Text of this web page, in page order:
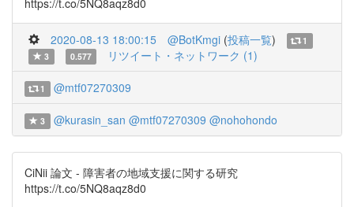
https://t.co/5NQ8aqz8d0
2020-08-13 18:00:15 @BotKmgi (投稿一覧)
1
3
0.577 リツイート・ネットワーク (1)
1 @mtf07270309
3 @kurasin_san @mtf07270309 @nohohondo
CiNii 論文 - 障害者の地域支援に関する研究
https://t.co/5NQ8aqz8d0